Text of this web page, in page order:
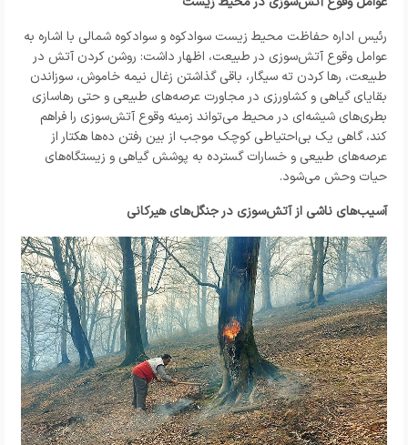
رئیس اداره حفاظت محیط زیست سوادکوه و سوادکوه شمالی با اشاره به
عوامل وقوع آتش‌سوزی در طبیعت، اظهار داشت: روشن کردن آتش در
طبیعت، رها کردن ته‌ سیگار، باقی گذاشتن زغال نیمه‌ خاموش، سوزاندن
بقایای گیاهی و کشاورزی در مجاورت عرصه‌های طبیعی و حتی رهاسازی
بطری‌های شیشه‌ای در محیط می‌تواند زمینه وقوع آتش‌سوزی را فراهم
کند، گاهی یک بی‌احتیاطی کوچک موجب از بین رفتن ده‌ها هکتار از
عرصه‌های طبیعی و خسارات گسترده به پوشش گیاهی و زیستگاه‌های
حیات وحش می‌شود.
آسیب‌های ناشی از آتش‌سوزی در جنگل‌های هیرکانی